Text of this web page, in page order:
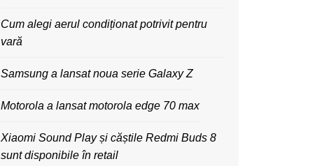
Cum alegi aerul condiționat potrivit pentru
vară
Samsung a lansat noua serie Galaxy Z
Motorola a lansat motorola edge 70 max
Xiaomi Sound Play și căștile Redmi Buds 8
sunt disponibile în retail